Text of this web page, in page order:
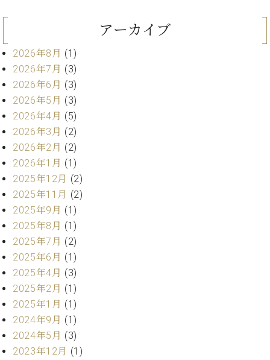
C.
ベ
ヒ
シ
タ
イ
ン
レ
ジ
デ
ン
ス
ア
ッ
プ
ラ
ト
ピ
ア
ノ
ホー
スタ
ジオ
空き
状況
動
収
録
サ
ー
ビ
ス
楽
教
室
ピ
ア
の
コ
ン
アーカイブ
2026年8月 (1)
2026年7月 (3)
2026年6月 (3)
2026年5月 (3)
2026年4月 (5)
2026年3月 (2)
2026年2月 (2)
2026年1月 (1)
2025年12月 (2)
2025年11月 (2)
2025年9月 (1)
2025年8月 (1)
2025年7月 (2)
2025年6月 (1)
2025年4月 (3)
2025年2月 (1)
2025年1月 (1)
2024年9月 (1)
2024年5月 (3)
2023年12月 (1)